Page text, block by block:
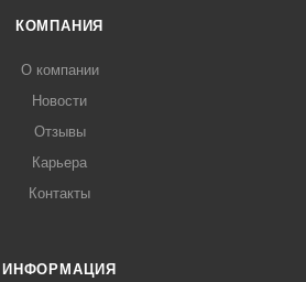
КОМПАНИЯ
О компании
Новости
Отзывы
Карьера
Контакты
ИНФОРМАЦИЯ